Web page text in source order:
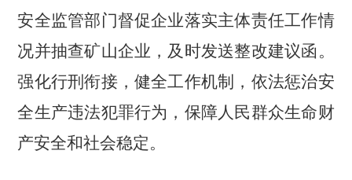
安全监管部门督促企业落实主体责任工作情
况并抽查矿山企业，及时发送整改建议函。
强化行刑衔接，健全工作机制，依法惩治安
全生产违法犯罪行为，保障人民群众生命财
产安全和社会稳定。